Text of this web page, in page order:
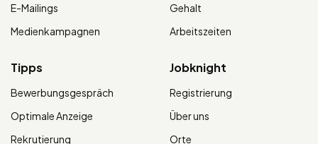
E-Mailings
Medienkampagnen
Gehalt
Arbeitszeiten
Tipps
Bewerbungsgespräch
Optimale Anzeige
Rekrutierung
Jobknight
Registrierung
Über uns
Orte